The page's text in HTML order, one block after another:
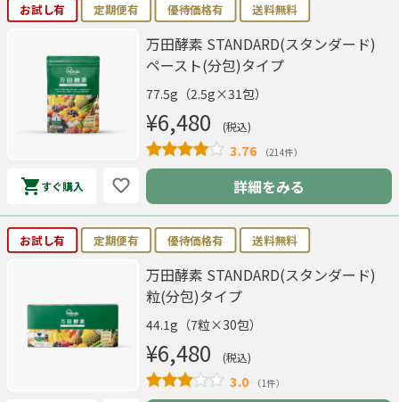
お試し有 定期便有 優待価格有 送料無料
万田酵素 STANDARD(スタンダード)
ペースト(分包)タイプ
77.5g（2.5g×31包）
¥6,480 (税込)
3.76 （214件）
すぐ購入 詳細をみる
お試し有 定期便有 優待価格有 送料無料
万田酵素 STANDARD(スタンダード)
粒(分包)タイプ
44.1g（7粒×30包）
¥6,480 (税込)
3.0 （1件）